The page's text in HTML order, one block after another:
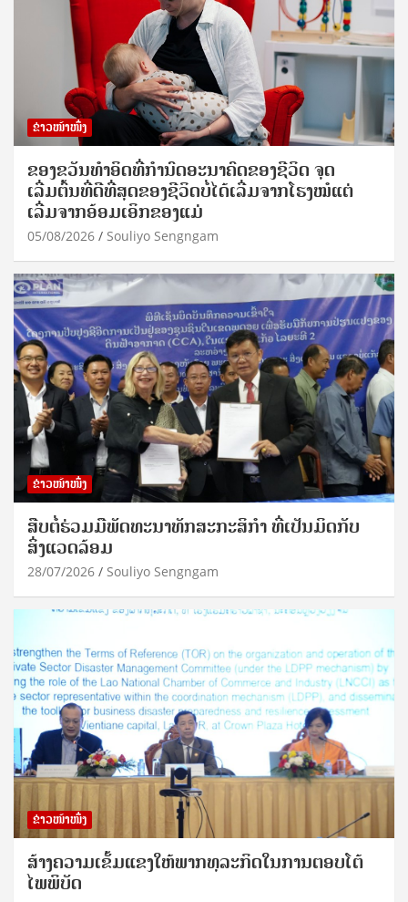
ຂ່າວໜ້າໜຶ່ງ
ຂອງຂວັນທໍາອິດທີ່ກໍານົດອະນາຄົດຂອງຊີວິດ ຈຸດ
ເລີ່ມຕົ້ນທີ່ດີທີ່ສຸດຂອງຊີວິດບໍ່ໄດ້ເລີ່ມຈາກໂຮງໝໍແຕ່
ເລີ່ມຈາກອ້ອມເອິກຂອງແມ່
05/08/2026 Souliyo Sengngam
ຂ່າວໜ້າໜຶ່ງ
ສືບຕໍ່ຮ່ວມມືພັດທະນາທັກສະກະສິກຳ ທີ່ເປັນມິດກັບ
ສິ່ງແວດລ້ອມ
28/07/2026 Souliyo Sengngam
ຂ່າວໜ້າໜຶ່ງ
ສ້າງຄວາມເຂັ້ມແຂງໃຫ້ພາກທຸລະກິດໃນການຕອບໂຕ້
ໄພພິບັດ